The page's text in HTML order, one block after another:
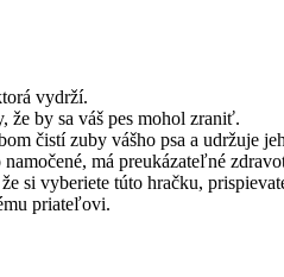
vydrží.
že by sa váš pes mohol zraniť.
čistí zuby vášho psa a udržuje
má preukázateľné
vyberiete túto hračku,
priateľovi.